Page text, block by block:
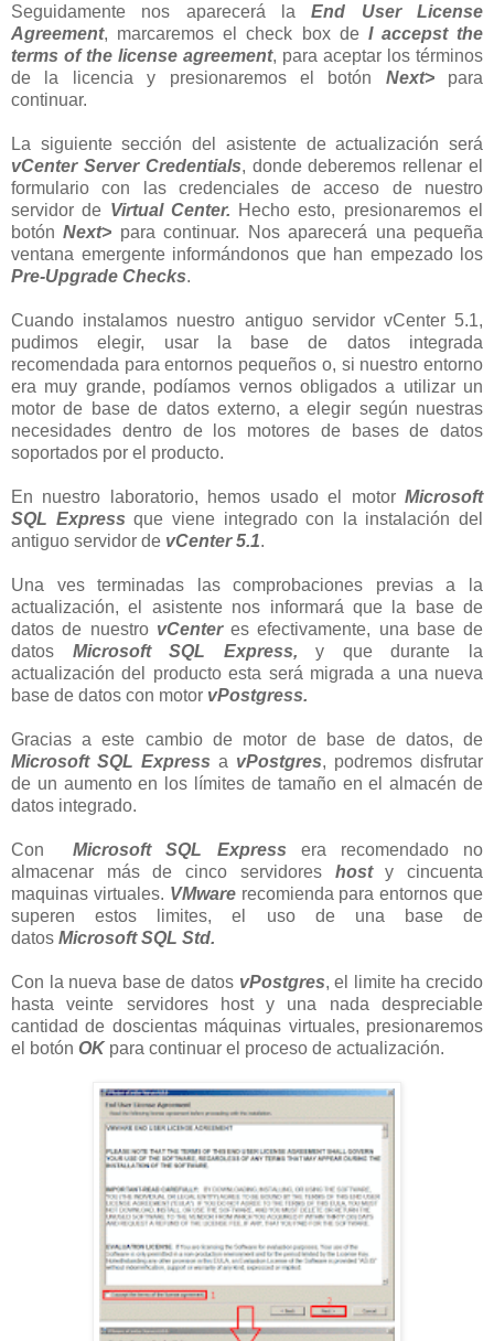
Seguidamente nos aparecerá laEnd User License
Agreement, marcaremos el check box de I accepst the
terms of the license agreement, para aceptar los términos
de la licencia y presionaremos el botón Next> para
continuar.
La siguiente sección del asistente de actualización será
vCenter Server Credentials, donde deberemos rellenar el
formulario con las credenciales de acceso de nuestro
servidor de Virtual Center. Hecho esto, presionaremos el
botónNext> para continuar. Nos aparecerá una pequeña
ventana emergente informándonos que han empezado los
Pre-Upgrade Checks.
Cuando instalamos nuestro antiguo servidor vCenter 5.1,
pudimos elegir, usar la base de datos integrada
recomendada para entornos pequeños o, si nuestro entorno
era muy grande, podíamos vernos obligados a utilizar un
motor de base de datos externo, a elegir según nuestras
necesidades dentro de los motores de bases de datos
soportados por el producto.
En nuestro laboratorio, hemos usado el motor Microsoft
SQL Express que viene integrado con la instalación del
antiguo servidor de vCenter 5.1.
Una ves terminadas las comprobaciones previas a la
actualización, el asistente nos informará que la base de
datos de nuestro vCenteres efectivamente, una base de
datos Microsoft SQL Express, y que durante la
actualización del producto esta será migrada a una nueva
base de datos con motor vPostgress.
Gracias a este cambio de motor de base de datos, de
Microsoft SQL Express a vPostgres, podremos disfrutar
de un aumento en los límites de tamaño en el almacén de
datos integrado.
ConMicrosoft SQL Express era recomendado no
almacenar más de cinco servidores hosty cincuenta
maquinas virtuales. VMwarerecomienda para entornos que
superen estos limites, el uso de una base de
datos Microsoft SQL Std.
Con la nueva base de datos vPostgres, el limite ha crecido
hasta veinte servidores host y una nada despreciable
cantidad de doscientas máquinas virtuales, presionaremos
el botón OK para continuar el proceso de actualización.